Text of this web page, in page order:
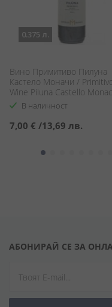
0.375 л.
Вино Примитиво Пилуна
Кастело Моначи /
Wine Piluna Castello
В наличност
7,00 € /13,69 лв.
АБОНИРАЙ СЕ ЗА